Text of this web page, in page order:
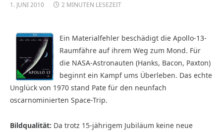
1. JUNI 2010 2 MINUTEN LESEZEIT
Ein Materialfehler beschädigt die Apollo-13-
Raumfähre auf ihrem Weg zum Mond. Für
die NASA-Astronauten (Hanks, Bacon, Paxton)
beginnt ein Kampf ums Überleben. Das echte
Unglück von 1970 stand Pate für den neunfach
oscarnominierten Space-Trip.
Bildqualität: Da trotz 15-jährigem Jubiläum keine neue